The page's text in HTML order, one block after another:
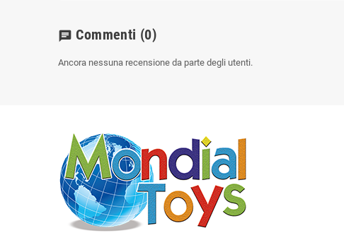
chat Commenti (0)
Ancora nessuna recensione da parte degli utenti.